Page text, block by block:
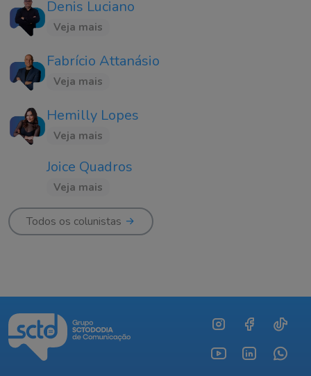
Denis Luciano
Veja mais
Fabrício Attanásio
Veja mais
Hemilly Lopes
Veja mais
Joice Quadros
Veja mais
Todos os colunistas